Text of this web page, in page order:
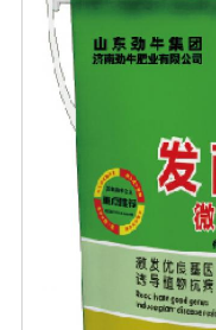
萎病、立枯病等多种
而有效地解决由土传
病害。同时还有提高
长，改善品质，促进
生分解不溶性磷酸盐
进植物对磷、钾、硅
提早成熟，最终达到
环境友好，对生态没
的要求，是生产绿色